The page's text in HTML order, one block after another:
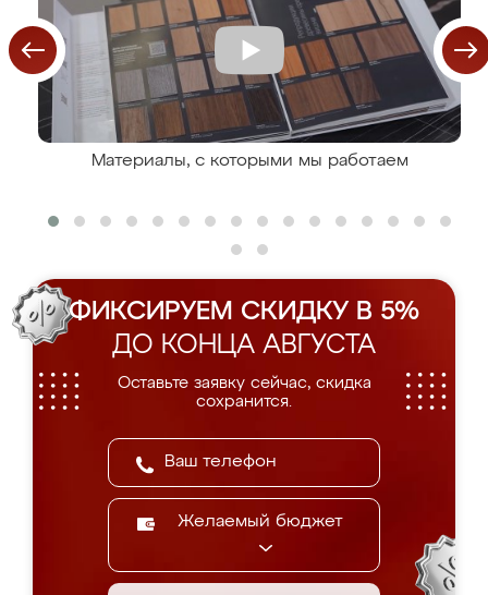
Материалы, с которыми мы работаем
ФИКСИРУЕМ СКИДКУ В 5%
ДО КОНЦА АВГУСТА
Оставьте заявку сейчас, скидка
сохранится.
Желаемый бюджет